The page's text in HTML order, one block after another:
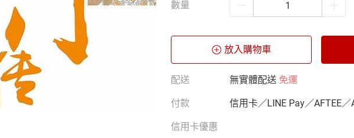
數量
放入購物車
配送 無實體配送 免運
付款 信用卡／LINE Pay／AFTEE／
信用卡優惠